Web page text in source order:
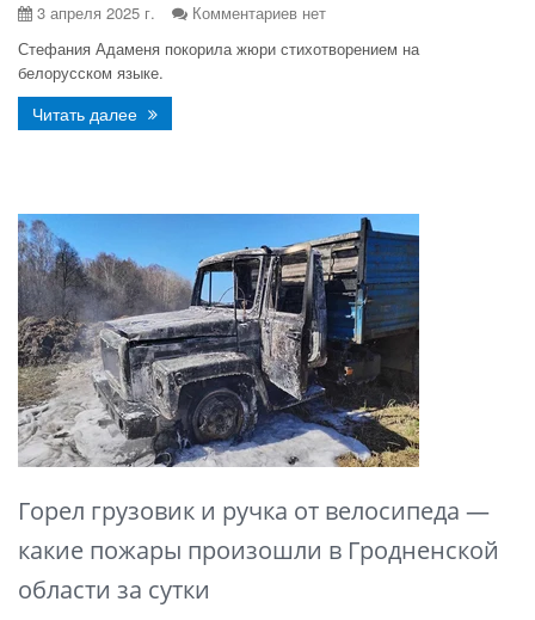
3 апреля 2025 г.
Комментариев нет
Стефания Адаменя покорила жюри стихотворением на
белорусском языке.
Читать далее
Горел грузовик и ручка от велосипеда —
какие пожары произошли в Гродненской
области за сутки